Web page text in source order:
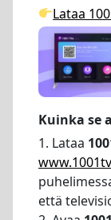
Lataa
Kuinka se
1. Lataa
että